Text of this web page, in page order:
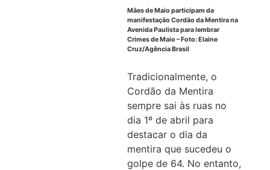
Mães de Maio participam da
manifestação Cordão da Mentira na
Avenida Paulista para lembrar
Crimes de Maio – Foto:Elaine
Cruz/Agência Brasil
Tradicionalmente, o
Cordão da Mentira
sempre sai às ruas no
dia 1º de abril para
destacar o dia da
mentira que sucedeu o
golpe de 64. No entanto,